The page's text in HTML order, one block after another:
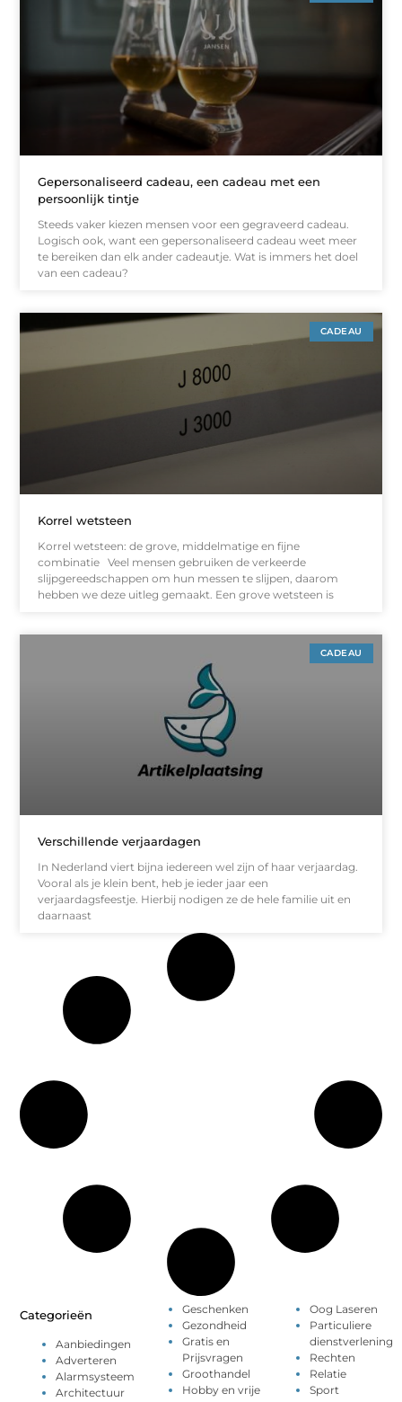
Gepersonaliseerd cadeau, een cadeau met een
persoonlijk tintje
Steeds vaker kiezen mensen voor een gegraveerd cadeau.
Logisch ook, want een gepersonaliseerd cadeau weet meer
te bereiken dan elk ander cadeautje. Wat is immers het doel
van een cadeau?
CADEAU
Korrel wetsteen
Korrel wetsteen: de grove, middelmatige en fijne
combinatie Veel mensen gebruiken de verkeerde
slijpgereedschappen om hun messen te slijpen, daarom
hebben we deze uitleg gemaakt. Een grove wetsteen is
CADEAU
Verschillende verjaardagen
In Nederland viert bijna iedereen wel zijn of haar verjaardag.
Vooral als je klein bent, heb je ieder jaar een
verjaardagsfeestje. Hierbij nodigen ze de hele familie uit en
daarnaast
Categorieën
Aanbiedingen
Adverteren
Alarmsysteem
Architectuur
Geschenken
Gezondheid
Gratis en
Prijsvragen
Groothandel
Hobby en vrije
Oog Laseren
Particuliere
dienstverlening
Rechten
Relatie
Sport